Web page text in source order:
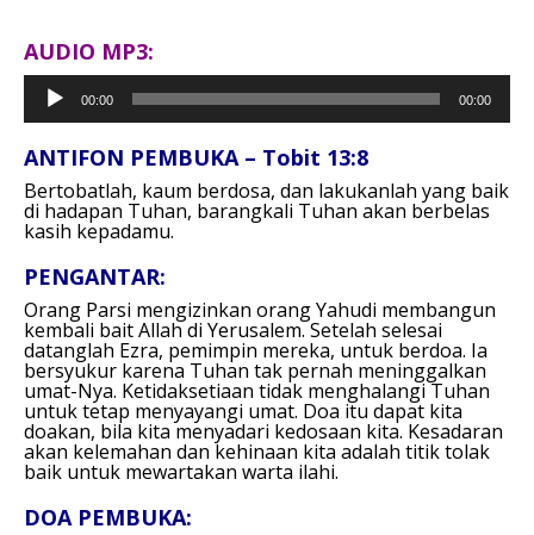
AUDIO MP3:
Pemutar
Audio
00:00 00:00
ANTIFON PEMBUKA – Tobit 13:8
Bertobatlah, kaum berdosa, dan lakukanlah yang baik
di hadapan Tuhan, barangkali Tuhan akan berbelas
kasih kepadamu.
PENGANTAR:
Orang Parsi mengizinkan orang Yahudi membangun
kembali bait Allah di Yerusalem. Setelah selesai
datanglah Ezra, pemimpin mereka, untuk berdoa. Ia
bersyukur karena Tuhan tak pernah meninggalkan
umat-Nya. Ketidaksetiaan tidak menghalangi Tuhan
untuk tetap menyayangi umat. Doa itu dapat kita
doakan, bila kita menyadari kedosaan kita. Kesadaran
akan kelemahan dan kehinaan kita adalah titik tolak
baik untuk mewartakan warta ilahi.
DOA PEMBUKA: